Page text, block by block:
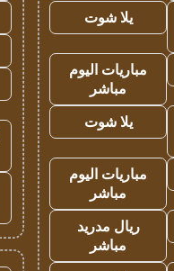
يلا شوت
مباريات اليوم
مباشر
يلا شوت
مباريات اليوم
مباشر
ريال مدريد
مباشر